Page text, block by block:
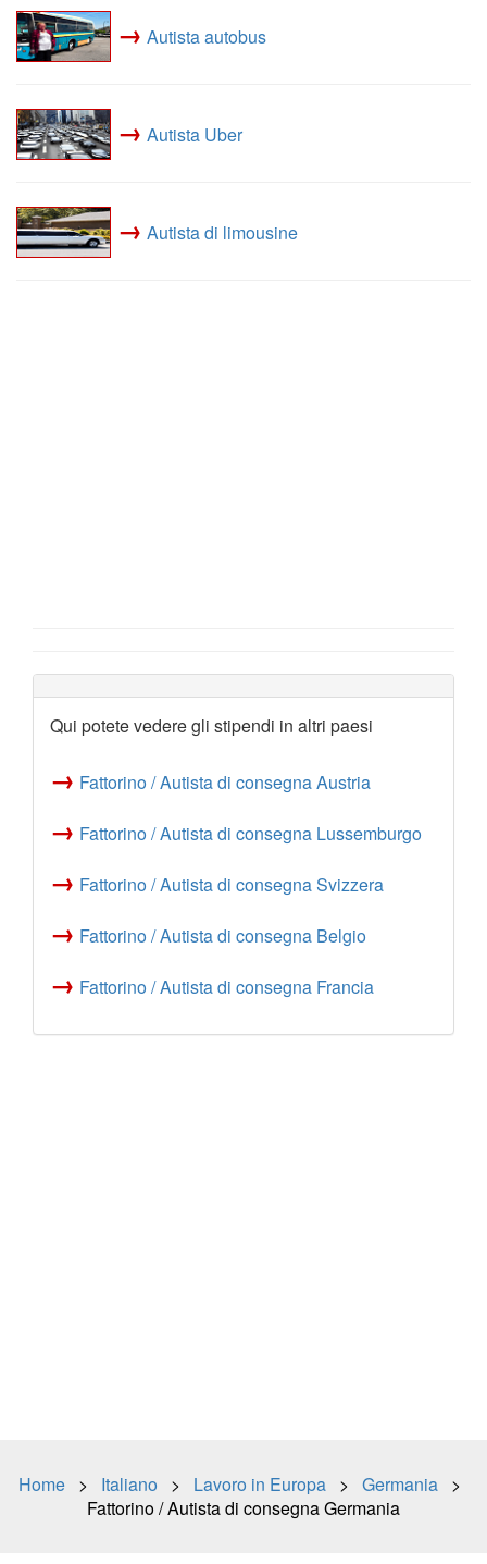
→ Autista autobus
→ Autista Uber
→ Autista di limousine
Qui potete vedere gli stipendi in altri paesi
→ Fattorino / Autista di consegna Austria
→ Fattorino / Autista di consegna Lussemburgo
→ Fattorino / Autista di consegna Svizzera
→ Fattorino / Autista di consegna Belgio
→ Fattorino / Autista di consegna Francia
Home> Italiano > Lavoro in Europa> Germania>
Fattorino / Autista di consegna Germania